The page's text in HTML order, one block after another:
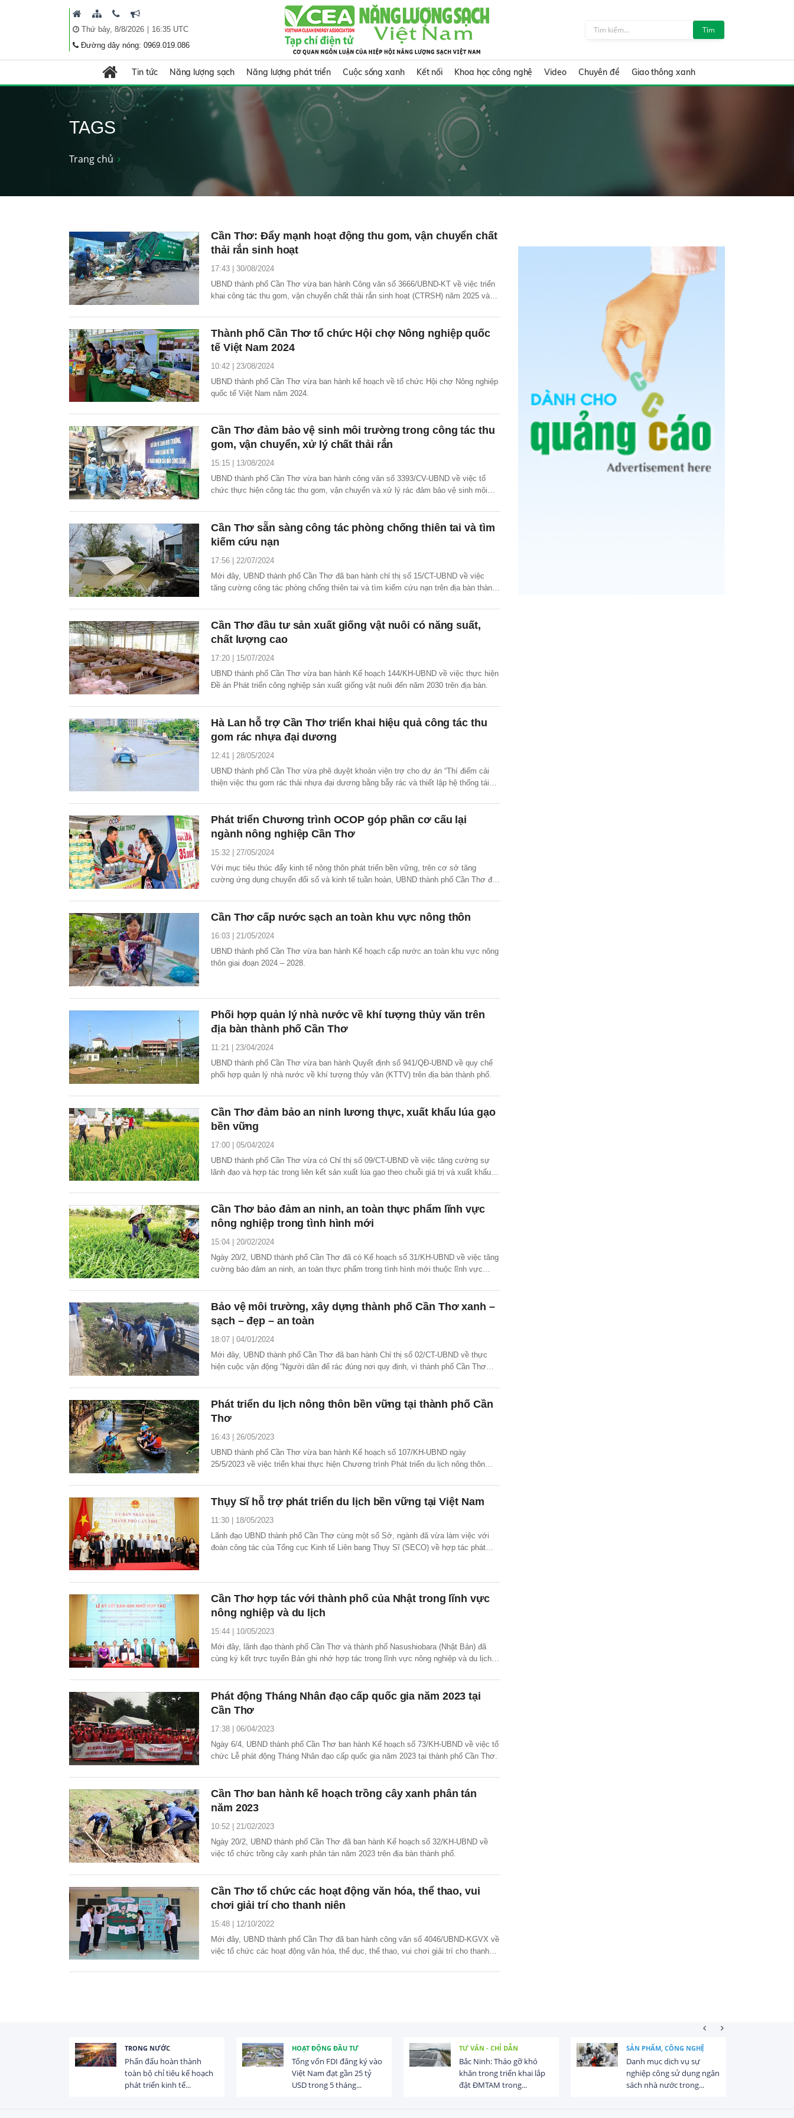
Thứ bảy, 8/8/2026| 16:35 UTC
Đường dây nóng: 0969.019.086
Tìm
Tin tức Năng lượng sạch Năng lượng phát triển Cuộc sống xanh Kết nối Khoa học công nghệ Video Chuyên đề Giao thông xanh
TAGS
Trang chủ
Cần Thơ: Đẩy mạnh hoạt động thu gom, vận chuyển chất
thải rắn sinh hoạt
17:43 | 30/08/2024
UBND thành phố Cần Thơ vừa ban hành Công văn số 3666/UBND-KT về việc triển
khai công tác thu gom, vận chuyển chất thải rắn sinh hoạt (CTRSH) năm 2025 và
Thành phố Cần Thơ tổ chức Hội chợ Nông nghiệp quốc
tế Việt Nam 2024
10:42 | 23/08/2024
UBND thành phố Cần Thơ vừa ban hành kế hoạch về tổ chức Hội chợ Nông nghiệp
quốc tế Việt Nam năm 2024.
Cần Thơ đảm bảo vệ sinh môi trường trong công tác thu
gom, vận chuyển, xử lý chất thải rắn
15:15 | 13/08/2024
UBND thành phố Cần Thơ vừa ban hành công văn số 3393/CV-UBND về việc tổ
chức thực hiện công tác thu gom, vận chuyển và xử lý rác đảm bảo vệ sinh môi
Cần Thơ sẵn sàng công tác phòng chống thiên tai và tìm
kiếm cứu nạn
17:56 | 22/07/2024
Mới đây, UBND thành phố Cần Thơ đã ban hành chỉ thị số 15/CT-UBND về việc
tăng cường công tác phòng chống thiên tai và tìm kiếm cứu nạn trên địa bàn thành
Cần Thơ đầu tư sản xuất giống vật nuôi có năng suất,
chất lượng cao
17:20 | 15/07/2024
UBND thành phố Cần Thơ vừa ban hành Kế hoạch 144/KH-UBND về việc thực hiện
Đề án Phát triển công nghiệp sản xuất giống vật nuôi đến năm 2030 trên địa bàn.
Hà Lan hỗ trợ Cần Thơ triển khai hiệu quả công tác thu
gom rác nhựa đại dương
12:41 | 28/05/2024
UBND thành phố Cần Thơ vừa phê duyệt khoản viện trợ cho dự án “Thí điểm cải
thiện việc thu gom rác thải nhựa đại dương bằng bẫy rác và thiết lập hệ thống tái
(Hà Lan) tài trợ.
Phát triển Chương trình OCOP góp phần cơ cấu lại
ngành nông nghiệp Cần Thơ
15:32 | 27/05/2024
Với mục tiêu thúc đẩy kinh tế nông thôn phát triển bền vững, trên cơ sở tăng
cường ứng dụng chuyển đổi số và kinh tế tuần hoàn, UBND thành phố Cần Thơ đã
(OCOP) trên địa bàn năm 2024.
Cần Thơ cấp nước sạch an toàn khu vực nông thôn
16:03 | 21/05/2024
UBND thành phố Cần Thơ vừa ban hành Kế hoạch cấp nước an toàn khu vực nông
thôn giai đoạn 2024 – 2028.
Phối hợp quản lý nhà nước về khí tượng thủy văn trên
địa bàn thành phố Cần Thơ
11:21 | 23/04/2024
UBND thành phố Cần Thơ vừa ban hành Quyết định số 941/QĐ-UBND về quy chế
phối hợp quản lý nhà nước về khí tượng thủy văn (KTTV) trên địa bàn thành phố.
Cần Thơ đảm bảo an ninh lương thực, xuất khẩu lúa gạo
bền vững
17:00 | 05/04/2024
UBND thành phố Cần Thơ vừa có Chỉ thị số 09/CT-UBND về việc tăng cường sự
lãnh đạo và hợp tác trong liên kết sản xuất lúa gạo theo chuỗi giá trị và xuất khẩu
Cần Thơ bảo đảm an ninh, an toàn thực phẩm lĩnh vực
nông nghiệp trong tình hình mới
15:04 | 20/02/2024
Ngày 20/2, UBND thành phố Cần Thơ đã có Kế hoạch số 31/KH-UBND về việc tăng
cường bảo đảm an ninh, an toàn thực phẩm trong tình hình mới thuộc lĩnh vực
Bảo vệ môi trường, xây dựng thành phố Cần Thơ xanh –
sạch – đẹp – an toàn
18:07 | 04/01/2024
Mới đây, UBND thành phố Cần Thơ đã ban hành Chỉ thị số 02/CT-UBND về thực
hiện cuộc vận động “Người dân để rác đúng nơi quy định, vì thành phố Cần Thơ
Phát triển du lịch nông thôn bền vững tại thành phố Cần
Thơ
16:43 | 26/05/2023
UBND thành phố Cần Thơ vừa ban hành Kế hoạch số 107/KH-UBND ngày
25/5/2023 về việc triển khai thực hiện Chương trình Phát triển du lịch nông thôn
Thụy Sĩ hỗ trợ phát triển du lịch bền vững tại Việt Nam
11:30 | 18/05/2023
Lãnh đạo UBND thành phố Cần Thơ cùng một số Sở, ngành đã vừa làm việc với
đoàn công tác của Tổng cục Kinh tế Liên bang Thụy Sĩ (SECO) về hợp tác phát
Cần Thơ hợp tác với thành phố của Nhật trong lĩnh vực
nông nghiệp và du lịch
15:44 | 10/05/2023
Mới đây, lãnh đạo thành phố Cần Thơ và thành phố Nasushiobara (Nhật Bản) đã
cùng ký kết trực tuyến Bản ghi nhớ hợp tác trong lĩnh vực nông nghiệp và du lịch
Phát động Tháng Nhân đạo cấp quốc gia năm 2023 tại
Cần Thơ
17:38 | 06/04/2023
Ngày 6/4, UBND thành phố Cần Thơ ban hành Kế hoạch số 73/KH-UBND về việc tổ
chức Lễ phát động Tháng Nhân đạo cấp quốc gia năm 2023 tại thành phố Cần Thơ.
Cần Thơ ban hành kế hoạch trồng cây xanh phân tán
năm 2023
10:52 | 21/02/2023
Ngày 20/2, UBND thành phố Cần Thơ đã ban hành Kế hoạch số 32/KH-UBND về
việc tổ chức trồng cây xanh phân tán năm 2023 trên địa bàn thành phố.
Cần Thơ tổ chức các hoạt động văn hóa, thể thao, vui
chơi giải trí cho thanh niên
15:48 | 12/10/2022
Mới đây, UBND thành phố Cần Thơ đã ban hành công văn số 4046/UBND-KGVX về
việc tổ chức các hoạt động văn hóa, thể dục, thể thao, vui chơi giải trí cho thanh
TRONG NƯỚC
Phấn đấu hoàn thành
toàn bộ chỉ tiêu kế hoạch
phát triển kinh tế...
HOẠT ĐỘNG ĐẦU TƯ
Tổng vốn FDI đăng ký vào
Việt Nam đạt gần 25 tỷ
USD trong 5 tháng...
TƯ VẤN - CHỈ DẪN
Bắc Ninh: Tháo gỡ khó
khăn trong triển khai lắp
đặt ĐMTAM trong...
SẢN PHẨM, CÔNG NGHỆ
Danh mục dịch vụ sự
nghiệp công sử dụng ngân
sách nhà nước trong...